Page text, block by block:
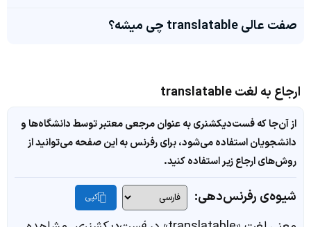
صفت عالی translatable چی میشه؟
ارجاع به لغت translatable
از آن‌جا که فست‌دیکشنری به عنوان مرجعی معتبر توسط دانشگاه‌ها و
دانشجویان استفاده می‌شود، برای رفرنس به این صفحه می‌توانید از
روش‌های ارجاع زیر استفاده کنید.
شیوه‌ی رفرنس‌دهی: کپی